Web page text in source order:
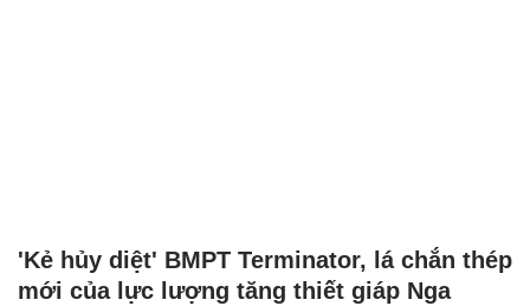
'Kẻ hủy diệt' BMPT Terminator, lá chắn thép
mới của lực lượng tăng thiết giáp Nga